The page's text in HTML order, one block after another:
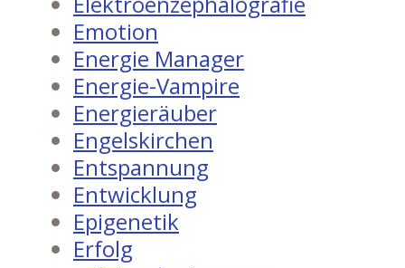
Emotion
Energie Manager
Energie-Vampire
Energieräuber
Engelskirchen
Entspannung
Entwicklung
Epigenetik
Erfolg